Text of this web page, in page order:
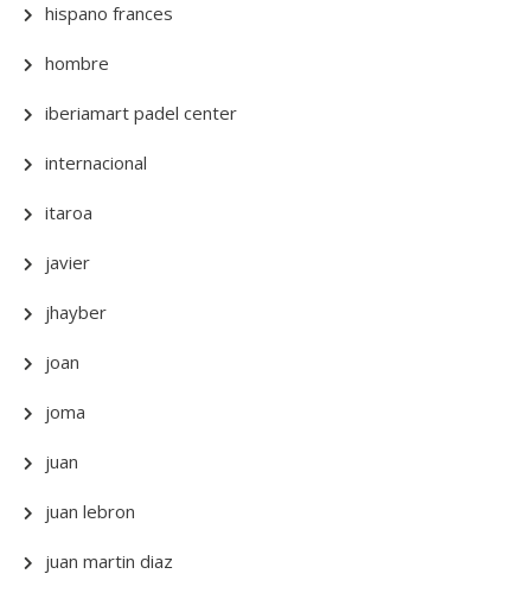
hispano frances
hombre
iberiamart padel center
internacional
itaroa
javier
jhayber
joan
joma
juan
juan lebron
juan martin diaz